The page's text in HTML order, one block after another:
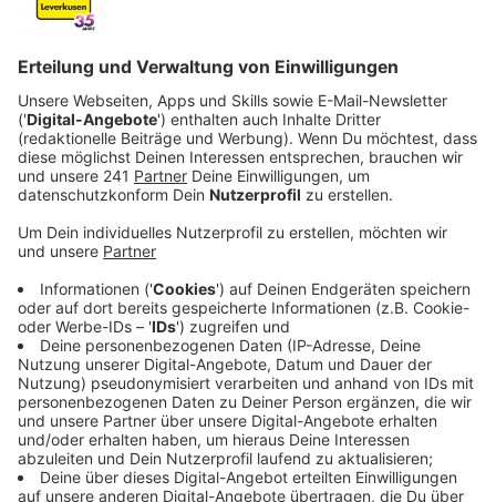
Anzeige
Letztes Jahr war Max Giesinger lange in Portugal:
Surfen, Yoga, Sonne tanken, vor allem aber das
Coronavirus ein bisschen hinter sich lassen. Denn im
späten Sommer 2020 war es so rein pandemisch an
der Algarve vergleichsweise entspannt, in Deutschland
dagegen nicht so sehr. Er kehrte zurück, als aus dem
Sommer gerade Herbst wurde - in ein Land, in dem
eine miese Stimmung herrschte: Max spürte, wie nah
die Gesellschaft in Deutschland drohte, sich komplett
zu spalten. Und was, dachte er, wenn das Fundament
der Demokratie wirklich nicht hält?
Anzeige
Er erinnerte sich an den Satz, den er schon als